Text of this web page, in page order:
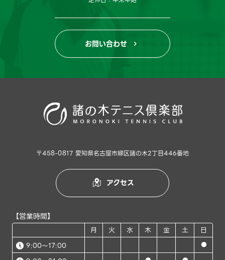
お問い合わせ 
〒458-0817 愛知県名古屋市緑区諸の木2丁目446番地
 アクセス
【営業時間】
月 火 水 木 金 土
日
9:00～17:00
●